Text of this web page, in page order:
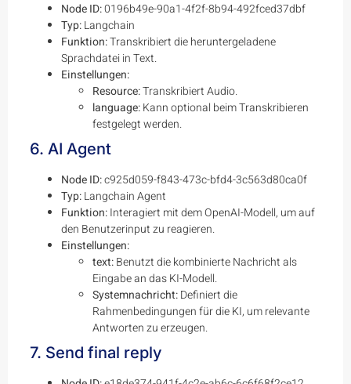
Node ID:0196b49e-90a1-4f2f-8b94-492fced37dbf
Typ:Langchain
Funktion:Transkribiert die heruntergeladene
Sprachdatei in Text.
Einstellungen:
Resource:Transkribiert Audio.
language:Kann optional beim Transkribieren
festgelegt werden.
6. AI Agent
Node ID:c925d059-f843-473c-bfd4-3c563d80ca0f
Typ:Langchain Agent
Funktion:Interagiert mit dem OpenAI-Modell, um auf
den Benutzerinput zu reagieren.
Einstellungen:
text:Benutzt die kombinierte Nachricht als
Eingabe an das KI-Modell.
Systemnachricht:Definiert die
Rahmenbedingungen für die KI, um relevante
Antworten zu erzeugen.
7. Send final reply